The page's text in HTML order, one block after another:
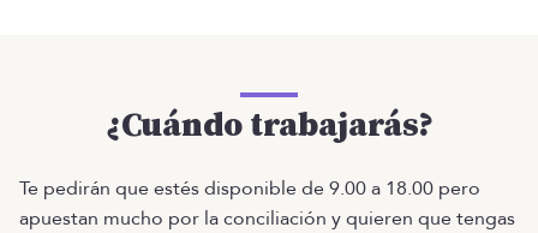
¿Cuándo trabajarás?
Te pedirán que estés disponible de 9.00 a 18.00 pero
apuestan mucho por la conciliación y quieren que tengas